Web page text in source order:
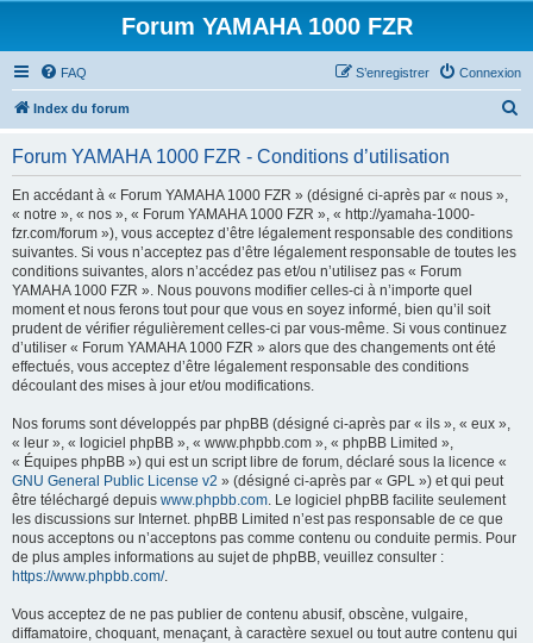
Forum YAMAHA 1000 FZR
FAQ Connexion
S’enregistrer
Index du forum
Forum YAMAHA 1000 FZR - Conditions d’utilisation
En accédant à « Forum YAMAHA 1000 FZR » (désigné ci-après par « nous »,
« notre », « nos », « Forum YAMAHA 1000 FZR », « http://yamaha-1000-
fzr.com/forum »), vous acceptez d’être légalement responsable des conditions
suivantes. Si vous n’acceptez pas d’être légalement responsable de toutes les
conditions suivantes, alors n’accédez pas et/ou n’utilisez pas « Forum
YAMAHA 1000 FZR ». Nous pouvons modifier celles-ci à n’importe quel
moment et nous ferons tout pour que vous en soyez informé, bien qu’il soit
prudent de vérifier régulièrement celles-ci par vous-même. Si vous continuez
d’utiliser « Forum YAMAHA 1000 FZR » alors que des changements ont été
effectués, vous acceptez d’être légalement responsable des conditions
découlant des mises à jour et/ou modifications.
Nos forums sont développés par phpBB (désigné ci-après par « ils », « eux »,
« leur », « logiciel phpBB », « www.phpbb.com », « phpBB Limited »,
« Équipes phpBB ») qui est un script libre de forum, déclaré sous la licence «
GNU General Public License v2 » (désigné ci-après par « GPL ») et qui peut
être téléchargé depuis www.phpbb.com. Le logiciel phpBB facilite seulement
les discussions sur Internet. phpBB Limited n’est pas responsable de ce que
nous acceptons ou n’acceptons pas comme contenu ou conduite permis. Pour
de plus amples informations au sujet de phpBB, veuillez consulter :
https://www.phpbb.com/.
Vous acceptez de ne pas publier de contenu abusif, obscène, vulgaire,
diffamatoire, choquant, menaçant, à caractère sexuel ou tout autre contenu qui